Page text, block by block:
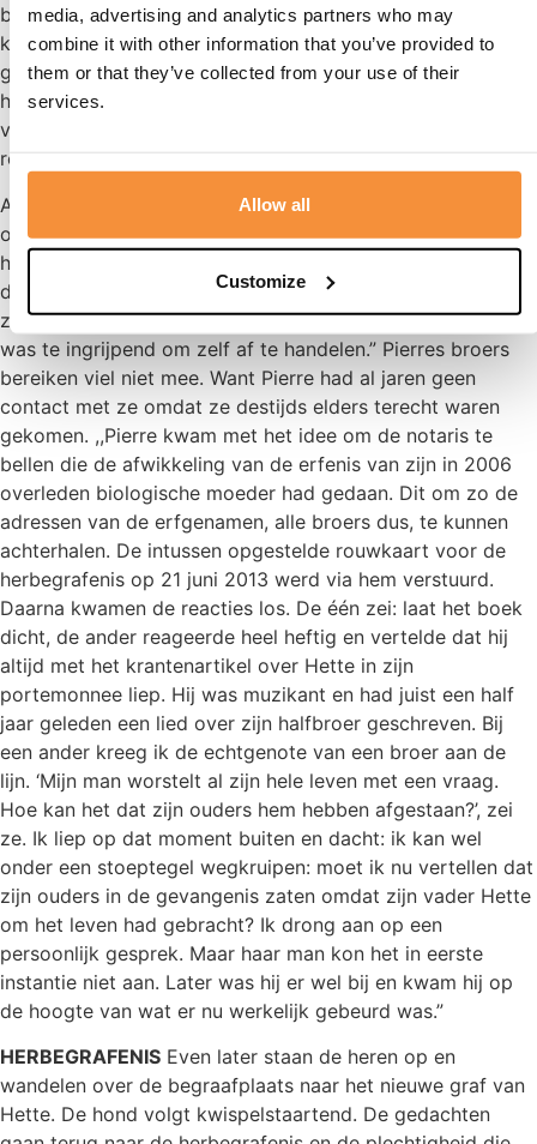
media, advertising and analytics partners who may
combine it with other information that you’ve provided to
them or that they’ve collected from your use of their
services.
Allow all
Customize
botjes van Hette schoongemaakt en ze in volgorde in het
kistje gelegd. Dat trof mij heel diep. Ik ben er ziek van
geweest.” De uitvaartondernemer had voor de
herbegrafenis een wit kistje met bekleding voor een kind
van vier jaar uitgezocht. ,,Wit staat voor onschuld, zo
redeneerden we.”
Aanvankelijk zouden Pierre en Immanuel Hette in stilte
opnieuw begraven en ervoor zorgen dat er een steen op
het graf kwam met Hettes naam. ,,Pas toen vertelde Pierre
dat hij uit een gezin met negen kinderen komt. Waarop ik
zei dat we dan ook zijn familie moesten inlichten, want dit
was te ingrijpend om zelf af te handelen.” Pierres broers
bereiken viel niet mee. Want Pierre had al jaren geen
contact met ze omdat ze destijds elders terecht waren
gekomen. ,,Pierre kwam met het idee om de notaris te
bellen die de afwikkeling van de erfenis van zijn in 2006
overleden biologische moeder had gedaan. Dit om zo de
adressen van de erfgenamen, alle broers dus, te kunnen
achterhalen. De intussen opgestelde rouwkaart voor de
herbegrafenis op 21 juni 2013 werd via hem verstuurd.
Daarna kwamen de reacties los. De één zei: laat het boek
dicht, de ander reageerde heel heftig en vertelde dat hij
altijd met het krantenartikel over Hette in zijn
portemonnee liep. Hij was muzikant en had juist een half
jaar geleden een lied over zijn halfbroer geschreven. Bij
een ander kreeg ik de echtgenote van een broer aan de
lijn. ‘Mijn man worstelt al zijn hele leven met een vraag.
Hoe kan het dat zijn ouders hem hebben afgestaan?’, zei
ze. Ik liep op dat moment buiten en dacht: ik kan wel
onder een stoeptegel wegkruipen: moet ik nu vertellen dat
zijn ouders in de gevangenis zaten omdat zijn vader Hette
om het leven had gebracht? Ik drong aan op een
persoonlijk gesprek. Maar haar man kon het in eerste
instantie niet aan. Later was hij er wel bij en kwam hij op
de hoogte van wat er nu werkelijk gebeurd was.”
HERBEGRAFENIS Even later staan de heren op en
wandelen over de begraafplaats naar het nieuwe graf van
Hette. De hond volgt kwispelstaartend. De gedachten